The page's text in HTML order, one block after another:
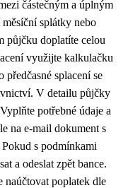
částečným a úplným
splátky nebo
půjčku doplatíte celou
využijte kalkulačku
splacení se
V detailu půjčky
potřebné údaje a
na e-mail dokument s
s podmínkami
a odeslat zpět bance.
naúčtovat poplatek dle